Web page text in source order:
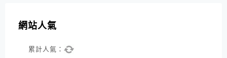
網站人氣
累計人氣：